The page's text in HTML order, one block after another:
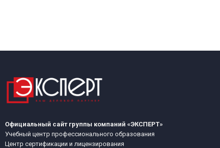
Официальный сайт группы компаний «ЭКСПЕРТ»
Учебный центр профессионального образования
Центр сертификации и лицензирования